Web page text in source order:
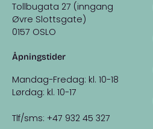
Tollbugata 27 (inngang
Øvre Slottsgate)
0157 OSLO
Åpningstider
Mandag-Fredag: kl. 10-18
Lørdag: kl. 10-17
Tlf/sms: +47 932 45 327